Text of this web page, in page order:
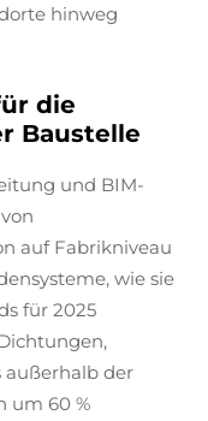
hinweg
die
Baustelle
und BIM-
auf Fabrikniveau
wie sie
für 2025
außerhalb der
um 60 %